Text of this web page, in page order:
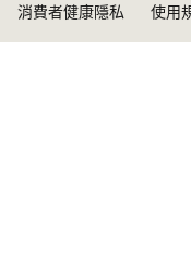
消費者健康隱私
使用